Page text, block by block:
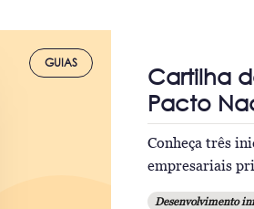
GUIAS
Cartilha
Pacto
Conheça três
empresariais
Desenvolvimento